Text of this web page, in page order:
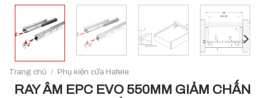
Trang chủ / Phụ kiện cửa Hafele
RAY ÂM EPC EVO 550MM GIẢM CHẤN